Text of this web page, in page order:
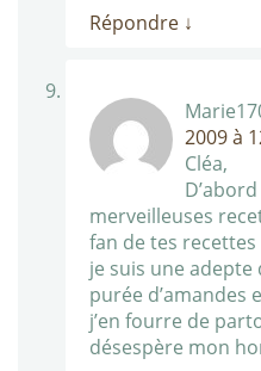
Répondre ↓
2009 à
Cléa,
merveilleuses
fan de tes
je suis une adepte
purée d’amandes
j’en fourre de
désespère mon